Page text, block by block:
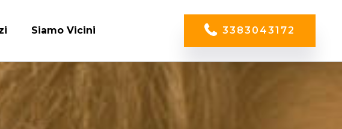
Siamo Vicini 3383043172